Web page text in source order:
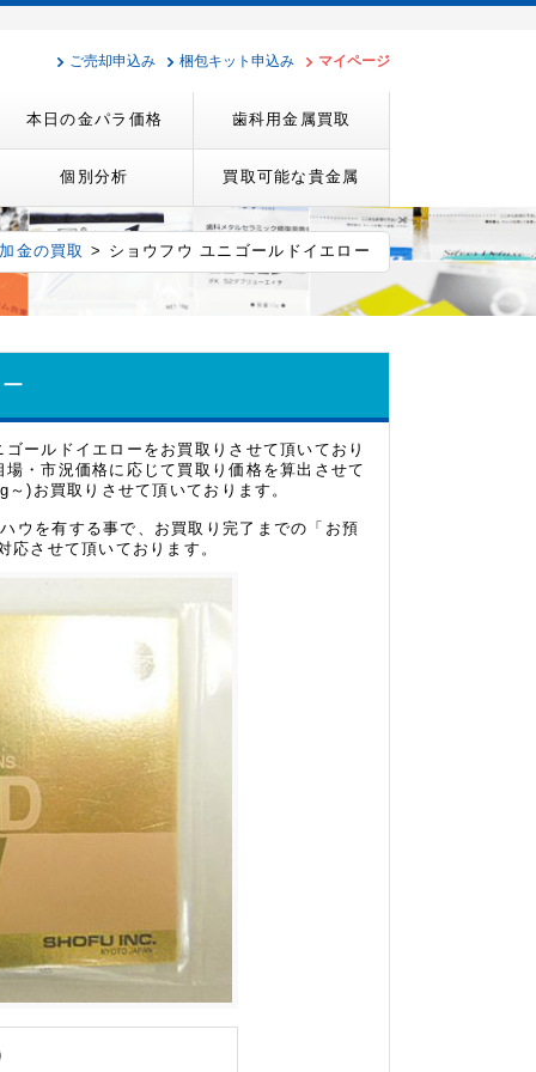
ご売却申込み 梱包キット申込み マイページ
本日の金パラ価格 歯科用金属買取
個別分析 買取可能な貴金属
金の買取 > ショウフウ ユニゴールドイエロー
ールドイエローをお買取りさせて頂いており
・市況価格に応じて買取り価格を算出させて
)お買取りさせて頂いております。
ウを有する事で、お買取り完了までの「お預
させて頂いております。